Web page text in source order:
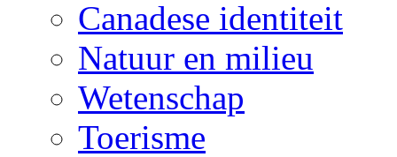
Canadese identiteit
Natuur en milieu
Wetenschap
Toerisme